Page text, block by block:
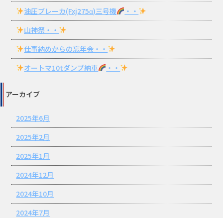
油圧ブレーカ(Fxj275α)三号機
・・
山神祭・・
仕事納めからの忘年会・・
オートマ10tダンプ納車
・・
アーカイブ
2025年6月
2025年2月
2025年1月
2024年12月
2024年10月
2024年7月